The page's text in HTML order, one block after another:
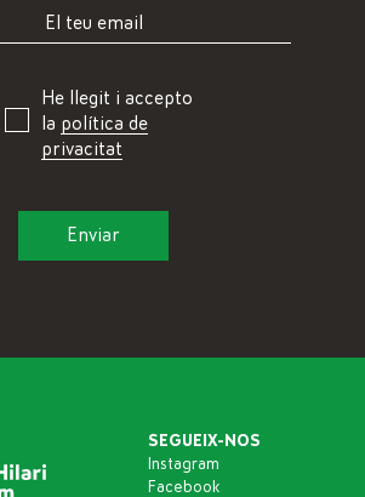
He llegit i accepto
la política de
privacitat
SEGUEIX-NOS
Instagram
Facebook